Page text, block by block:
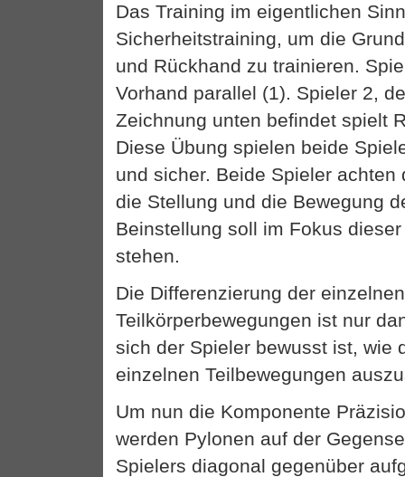
Das Training im eigentlichen
Sicherheitstraining, um die
und Rückhand zu trainieren.
Vorhand parallel (1). Spieler 2,
Zeichnung unten befindet spielt
Diese Übung spielen beide
und sicher. Beide Spieler achten
die Stellung und die Bewegung
Beinstellung soll im Fokus
stehen.
Die Differenzierung der einzelnen
Teilkörperbewegungen ist nur
sich der Spieler bewusst ist, wie
einzelnen Teilbewegungen
Um nun die Komponente
werden Pylonen auf der
Spielers diagonal gegenüber